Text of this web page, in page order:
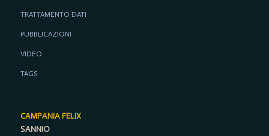
TRATTAMENTO DATI
PUBBLICAZIONI
VIDEO
TAGS
CAMPANIA FELIX
SANNIO